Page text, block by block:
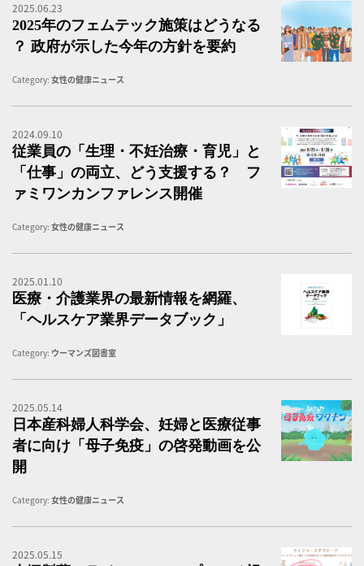
2025.06.23
2025年のフェムテック施策はどうなる
？ 政府が示した今年の方針を要約
Category: 女性の健康ニュース
2024.09.10
従業員の「生理・不妊治療・育児」と
「仕事」の両立、どう支援する？ フ
ァミワンカンファレンス開催
Category: 女性の健康ニュース
2025.01.10
医療・介護業界の最新情報を網羅、
「ヘルスケア業界データブック」
Category: ウーマンズ図書室
2025.05.14
日本産科婦人科学会、妊婦と医療従事
者に向け「母子免疫」の啓発動画を公
開
Category: 女性の健康ニュース
2025.05.15